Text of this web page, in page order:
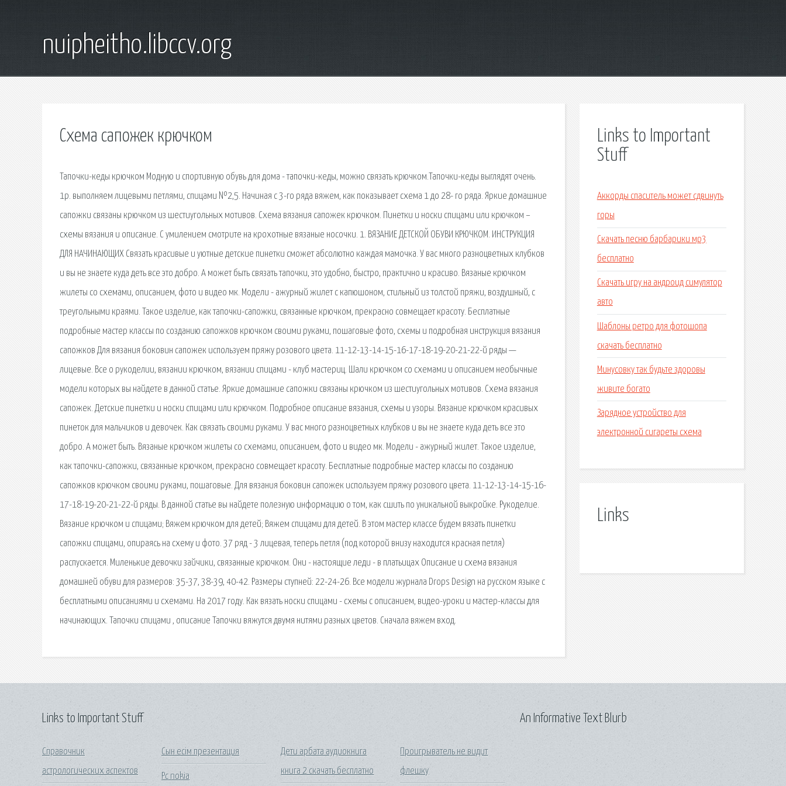
nuipheitho.libccv.org
Схема сапожек крючком
Тапочки-кеды крючком Модную и спортивную обувь для дома - тапочки-кеды, можно связать крючком.Тапочки-кеды выглядят очень.
1р. выполняем лицевыми петлями, спицами №2,5. Начиная с 3-го ряда вяжем, как показывает схема 1 до 28- го ряда. Яркие домашние
сапожки связаны крючком из шестиугольных мотивов. Схема вязания сапожек крючком. Пинетки и носки спицами или крючком –
схемы вязания и описание. С умилением смотрите на крохотные вязаные носочки. 1. ВЯЗАНИЕ ДЕТСКОЙ ОБУВИ КРЮЧКОМ. ИНСТРУКЦИЯ
ДЛЯ НАЧИНАЮЩИХ Связать красивые и уютные детские пинетки сможет абсолютно каждая мамочка. У вас много разноцветных клубков
и вы не знаете куда деть все это добро. А может быть связать тапочки, это удобно, быстро, практично и красиво. Вязаные крючком
жилеты со схемами, описанием, фото и видео мк. Модели - ажурный жилет с капюшоном, стильный из толстой пряжи, воздушный, с
треугольными краями. Такое изделие, как тапочки-сапожки, связанные крючком, прекрасно совмещает красоту. Бесплатные
подробные мастер классы по созданию сапожков крючком своими руками, пошаговые фото, схемы и подробная инструкция вязания
сапожков Для вязания боковин сапожек используем пряжу розового цвета. 11-12-13-14-15-16-17-18-19-20-21-22-й ряды —
лицевые. Все о рукоделии, вязании крючком, вязании спицами - клуб мастериц. Шали крючком со схемами и описанием необычные
модели которых вы найдете в данной статье. Яркие домашние сапожки связаны крючком из шестиугольных мотивов. Схема вязания
сапожек. Детские пинетки и носки спицами или крючком. Подробное описание вязания, схемы и узоры. Вязание крючком красивых
пинеток для мальчиков и девочек. Как связать своими руками. У вас много разноцветных клубков и вы не знаете куда деть все это
добро. А может быть. Вязаные крючком жилеты со схемами, описанием, фото и видео мк. Модели - ажурный жилет. Такое изделие,
как тапочки-сапожки, связанные крючком, прекрасно совмещает красоту. Бесплатные подробные мастер классы по созданию
сапожков крючком своими руками, пошаговые. Для вязания боковин сапожек используем пряжу розового цвета. 11-12-13-14-15-16-
17-18-19-20-21-22-й ряды. В данной статье вы найдете полезную информацию о том, как сшить по уникальной выкройке. Рукоделие.
Вязание крючком и спицами; Вяжем крючком для детей; Вяжем спицами для детей. В этом мастер классе будем вязать пинетки
сапожки спицами, опираясь на схему и фото. 37 ряд - 3 лицевая, теперь петля (под которой внизу находится красная петля)
распускается. Миленькие девочки зайчики, связанные крючком. Они - настоящие леди - в платьицах Описание и схема вязания
домашней обуви для размеров: 35-37, 38-39, 40-42. Размеры ступней: 22-24-26. Все модели журнала Drops Design на русском языке с
бесплатными описаниями и схемами. На 2017 году. Как вязать носки спицами - схемы с описанием, видео-уроки и мастер-классы для
начинающих. Тапочки спицами , описание Тапочки вяжутся двумя нитями разных цветов. Сначала вяжем вход.
Links to Important
Stuff
Аккорды спаситель может сдвинуть
горы
Скачать песню барбарики мр3
бесплатно
Скачать игру на андроид симулятор
авто
Шаблоны ретро для фотошопа
скачать бесплатно
Минусовку так будьте здоровы
живите богато
Зарядное устройство для
электронной сигареты схема
Links
Links to Important Stuff
Справочник
астрологических аспектов
Сын есім презентация
Pc nokia
Дети арбата аудиокнига
книга 2 скачать бесплатно
Проигрыватель не видит
флешку
An Informative Text Blurb